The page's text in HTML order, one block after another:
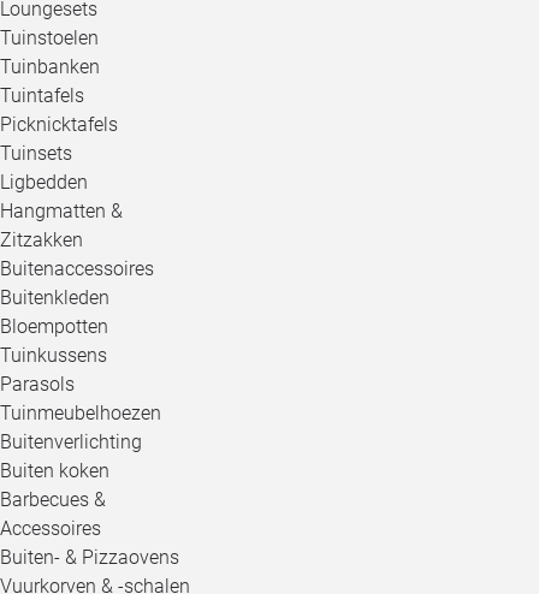
Loungesets
Tuinstoelen
Tuinbanken
Tuintafels
Picknicktafels
Tuinsets
Ligbedden
Hangmatten &
Zitzakken
Buitenaccessoires
Buitenkleden
Bloempotten
Tuinkussens
Parasols
Tuinmeubelhoezen
Buitenverlichting
Buiten koken
Barbecues &
Accessoires
Buiten- & Pizzaovens
Vuurkorven & -schalen